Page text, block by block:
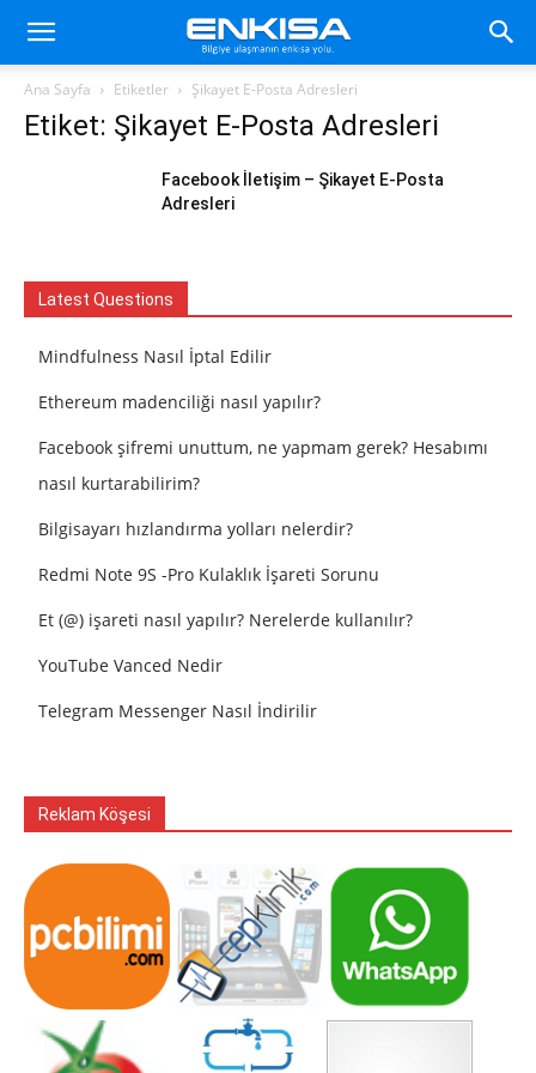
Ana Sayfa Etiketler Şikayet E-Posta Adresleri
Etiket: Şikayet E-Posta Adresleri
Facebook İletişim – Şikayet E-Posta
Adresleri
Latest Questions
Mindfulness Nasıl İptal Edilir
Ethereum madenciliği nasıl yapılır?
Facebook şifremi unuttum, ne yapmam gerek? Hesabımı
nasıl kurtarabilirim?
Bilgisayarı hızlandırma yolları nelerdir?
Redmi Note 9S -Pro Kulaklık İşareti Sorunu
Et (@) işareti nasıl yapılır? Nerelerde kullanılır?
YouTube Vanced Nedir
Telegram Messenger Nasıl İndirilir
Reklam Köşesi